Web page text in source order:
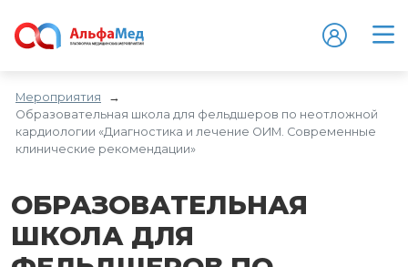
Мероприятия
→
Образовательная школа для фельдшеров по неотложной
кардиологии «Диагностика и лечение ОИМ. Современные
клинические рекомендации»
ОБРАЗОВАТЕЛЬНАЯ
ШКОЛА ДЛЯ